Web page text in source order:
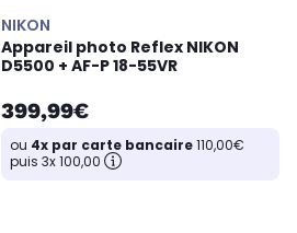
NIKON
Appareil photo Reflex NIKON
D5500 + AF-P 18-55VR
399,99€
ou 4x par carte bancaire110,00€
puis 3x 100,00